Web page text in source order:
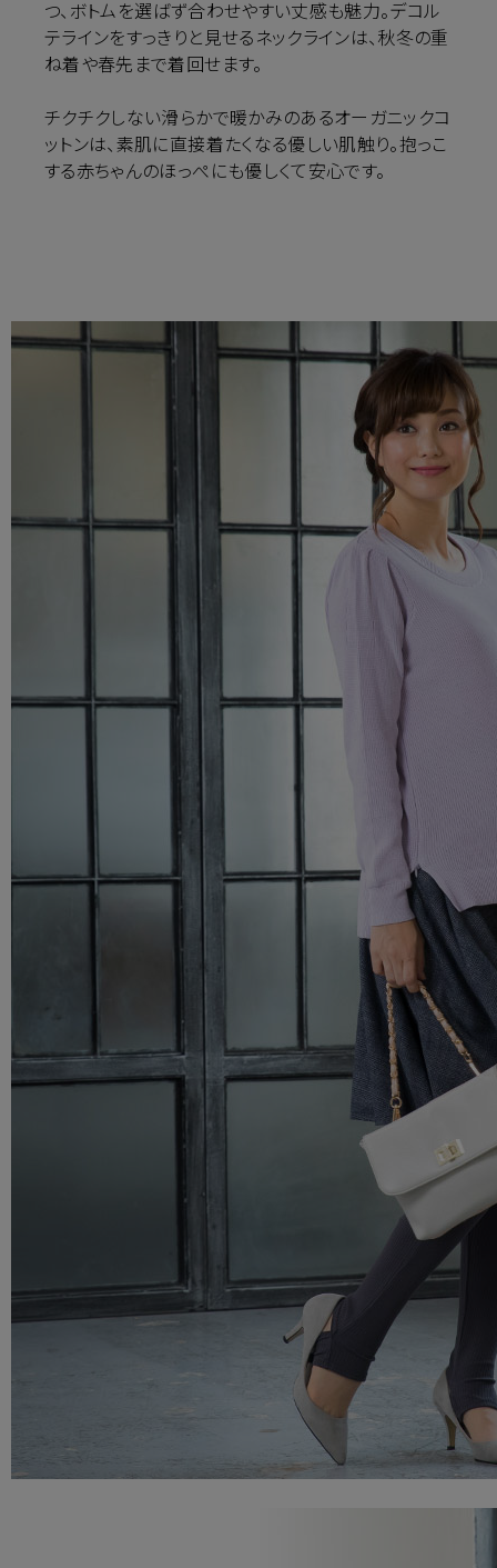
つ、ボトムを選ばず合わせやすい丈感も魅力。デコル
テラインをすっきりと見せるネックラインは、秋冬の重
ね着や春先まで着回せます。
チクチクしない滑らかで暖かみのあるオーガニックコ
ットンは、素肌に直接着たくなる優しい肌触り。抱っこ
する赤ちゃんのほっぺにも優しくて安心です。